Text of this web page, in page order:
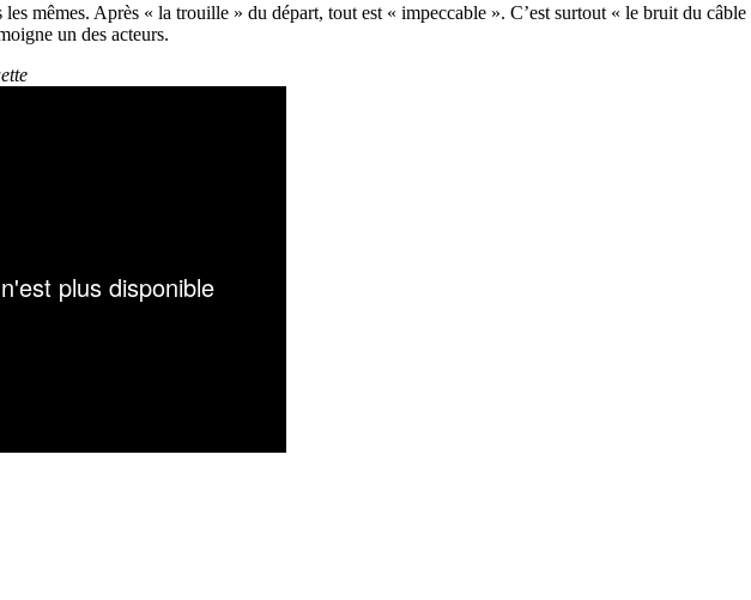
mêmes. Après « la trouille » du départ, tout est « impeccable ». C’est surtout « le bruit du
un des acteurs.